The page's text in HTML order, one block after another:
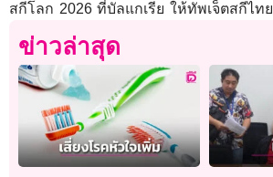
สกีโลก 2026 ที่บัลแกเรีย ให้ทัพเจ็ตสกีไทย
ข่าวล่าสุด